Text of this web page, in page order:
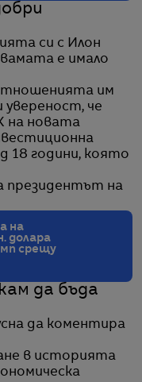
си с Илон
е имало
им
че
на новата
18 години, която
президентът на
на
долара
срещу
да бъда
да коментира
в историята